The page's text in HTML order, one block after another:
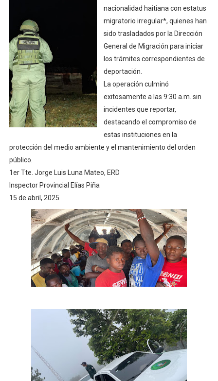
nacionalidad haitiana con estatus
migratorio irregular*, quienes han
sido trasladados por la Dirección
General de Migración para iniciar
los trámites correspondientes de
deportación.
La operación culminó
exitosamente a las 9:30 a.m. sin
incidentes que reportar,
destacando el compromiso de
estas instituciones en la
protección del medio ambiente y el mantenimiento del orden
público.
1er Tte. Jorge Luis Luna Mateo, ERD
Inspector Provincial Elías Piña
15 de abril, 2025